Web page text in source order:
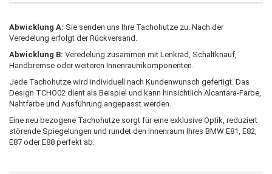
Abwicklung A: Sie senden uns Ihre Tachohutze zu. Nach der
Veredelung erfolgt der Rückversand.
Abwicklung B: Veredelung zusammen mit Lenkrad, Schaltknauf,
Handbremse oder weiteren Innenraumkomponenten.
Jede Tachohutze wird individuell nach Kundenwunsch gefertigt. Das
Design TCHO02 dient als Beispiel und kann hinsichtlich Alcantara-Farbe,
Nahtfarbe und Ausführung angepasst werden.
Eine neu bezogene Tachohutze sorgt für eine exklusive Optik, reduziert
störende Spiegelungen und rundet den Innenraum Ihres BMW E81, E82,
E87 oder E88 perfekt ab.